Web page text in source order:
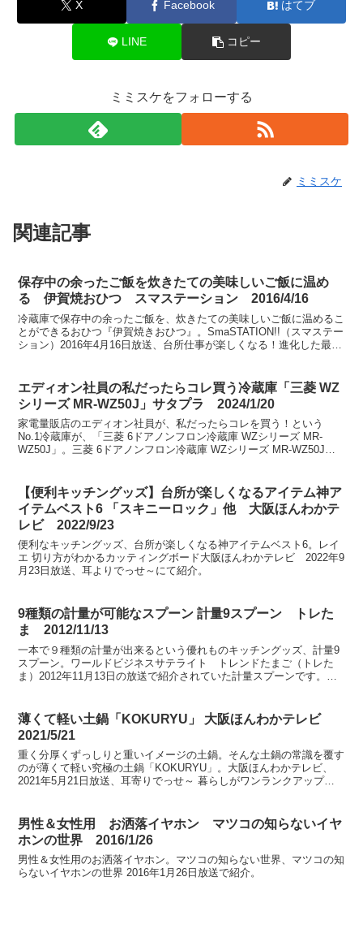
X Facebook はてブ
LINE コピー
ミミスケをフォローする
ミミスケ
関連記事
保存中の余ったご飯を炊きたての美味しいご飯に温め
る 伊賀焼おひつ スマステーション 2016/4/16
冷蔵庫で保存中の余ったご飯を、炊きたての美味しいご飯に温めるこ
とができるおひつ『伊賀焼きおひつ』。SmaSTATION!!（スマステー
ション）2016年4月16日放送、台所仕事が楽しくなる！進化した最新
エディオン社員の私だったらコレ買う冷蔵庫「三菱 WZ
シリーズ MR-WZ50J」サタプラ 2024/1/20
家電量販店のエディオン社員が、私だったらコレを買う！という
No.1冷蔵庫が、「三菱 6ドアノンフロン冷蔵庫 WZシリーズ MR-
WZ50J」。三菱 6ドアノンフロン冷蔵庫 WZシリーズ MR-WZ50Jサ
【便利キッチングッズ】台所が楽しくなるアイテム神ア
イテムベスト6 「スキニーロック」他 大阪ほんわかテ
レビ 2022/9/23
便利なキッチングッズ、台所が楽しくなる神アイテムベスト6。レイ
エ 切り方がわかるカッティングボード大阪ほんわかテレビ 2022年9
月23日放送、耳よりでっせ～にて紹介。
9種類の計量が可能なスプーン 計量9スプーン トレた
ま 2012/11/13
一本で９種類の計量が出来るという優れものキッチングッズ、計量9
スプーン。ワールドビジネスサテライト トレンドたまご（トレた
ま）2012年11月13日の放送で紹介されていた計量スプーンです。計
薄くて軽い土鍋「KOKURYU」 大阪ほんわかテレビ
2021/5/21
重く分厚くずっしりと重いイメージの土鍋。そんな土鍋の常識を覆す
のが薄くて軽い究極の土鍋「KOKURYU」。大阪ほんわかテレビ、
2021年5月21日放送、耳寄りでっせ～ 暮らしがワンランクアップす
男性＆女性用 お洒落イヤホン マツコの知らないイヤ
ホンの世界 2016/1/26
男性＆女性用のお洒落イヤホン。マツコの知らない世界、マツコの知
らないイヤホンの世界 2016年1月26日放送で紹介。